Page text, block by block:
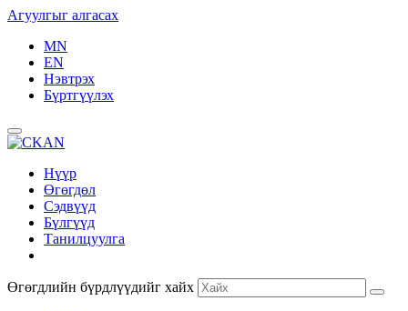
Агуулгыг алгасах
MN
EN
Нэвтрэх
Бүртгүүлэх
Нүүр
Өгөгдөл
Сэдвүүд
Бүлгүүд
Танилцуулга
Өгөгдлийн бүрдлүүдийг хайх